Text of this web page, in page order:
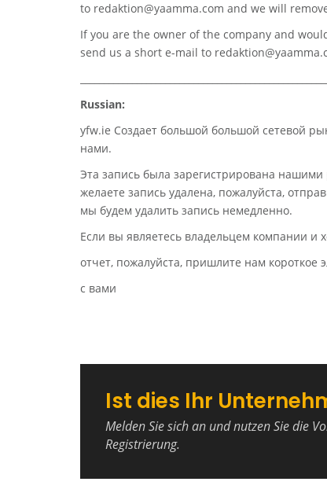
to redaktion@yaamma.com and we will
If you are the owner of the company and
send us a short e-mail to
Russian:
yfw.ie Создает большой большой сетевой
нами.
Эта запись была зарегистрирована
желаете запись удалена, пожалуйста,
мы будем удалить запись немедленно.
Если вы являетесь владельцем компании и
отчет, пожалуйста, пришлите нам
с вами
Ist dies Ihr
Melden Sie sich an und nutzen Sie die
Registrierung.